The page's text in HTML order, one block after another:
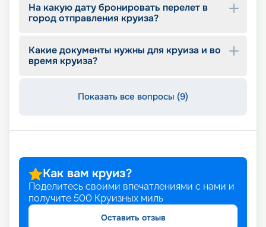
На какую дату бронировать перелет в
город отправления круиза?
Какие документы нужны для круиза и во
время круиза?
Показать все вопросы (9)
Как вам круиз?
Поделитесь своими впечатлениями с нами и
получите 500 Круизных миль
Оставить отзыв